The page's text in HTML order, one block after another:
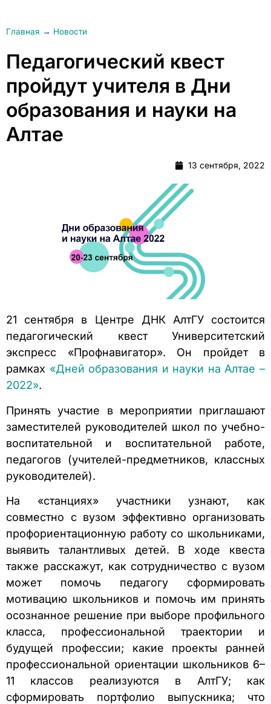
Главная → Новости
Педагогический квест
пройдут учителя в Дни
образования и науки на
Алтае
13 сентября, 2022
21 сентября в Центре ДНК АлтГУ состоится
педагогический квест Университетский
экспресс «Профнавигатор». Он пройдет в
рамках «Дней образования и науки на Алтае –
2022».
Принять участие в мероприятии приглашают
заместителей руководителей школ по учебно-
воспитательной и воспитательной работе,
педагогов (учителей-предметников, классных
руководителей).
На «станциях» участники узнают, как
совместно с вузом эффективно организовать
профориентационную работу со школьниками,
выявить талантливых детей. В ходе квеста
также расскажут, как сотрудничество с вузом
может помочь педагогу сформировать
мотивацию школьников и помочь им принять
осознанное решение при выборе профильного
класса, профессиональной траектории и
будущей профессии; какие проекты ранней
профессиональной ориентации школьников 6–
11 классов реализуются в АлтГУ; как
сформировать портфолио выпускника; что